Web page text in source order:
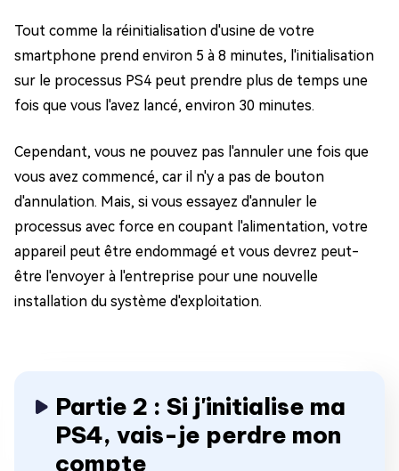
Tout comme la réinitialisation d'usine de votre
smartphone prend environ 5 à 8 minutes, l'initialisation
sur le processus PS4 peut prendre plus de temps une
fois que vous l'avez lancé, environ 30 minutes.
Cependant, vous ne pouvez pas l'annuler une fois que
vous avez commencé, car il n'y a pas de bouton
d'annulation. Mais, si vous essayez d'annuler le
processus avec force en coupant l'alimentation, votre
appareil peut être endommagé et vous devrez peut-
être l'envoyer à l'entreprise pour une nouvelle
installation du système d'exploitation.
Partie 2 : Si j'initialise ma
PS4, vais-je perdre mon
compte